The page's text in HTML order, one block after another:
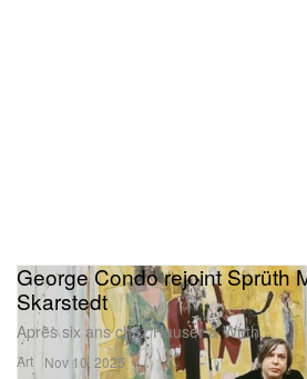
Art
George Condo rejoint Sprüth
Skarstedt
Après six ans chez Hauser & Wirth.
Nov 10, 2025